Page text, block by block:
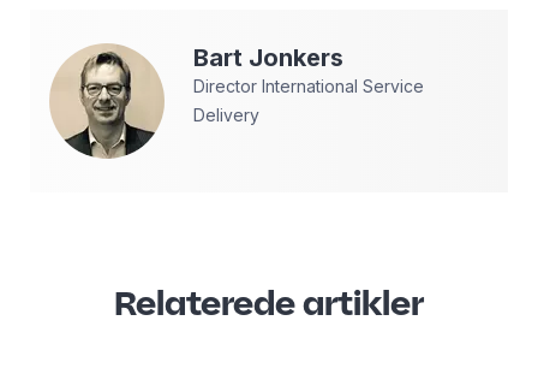
Bart Jonkers
Director International Service
Delivery
Relaterede artikler